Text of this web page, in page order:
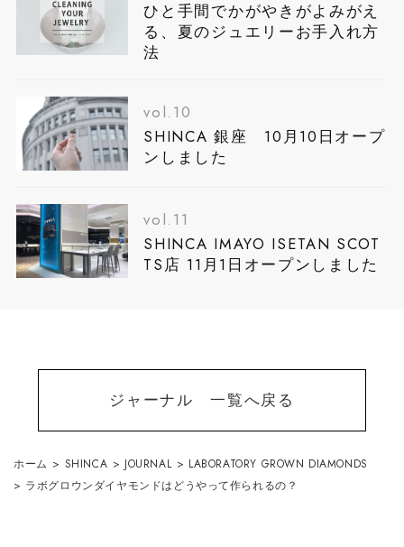
ひと手間でかがやきがよみがえ
る、夏のジュエリーお手入れ方
法
vol.10
SHINCA 銀座 10月10日オープ
ンしました
vol.11
SHINCA IMAYO ISETAN SCOT
TS店 11月1日オープンしました
ジャーナル 一覧へ戻る
ホーム > SHINCA > JOURNAL > LABORATORY GROWN DIAMONDS
> ラボグロウンダイヤモンドはどうやって作られるの？